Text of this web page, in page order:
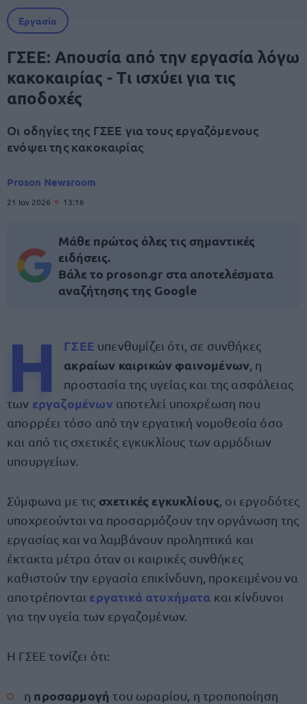
Εργασία
ΓΣΕΕ: Απουσία από την εργασία λόγω
κακοκαιρίας - Τι ισχύει για τις
αποδοχές
Οι οδηγίες της ΓΣΕΕ για τους εργαζόμενους
ενόψει της κακοκαιρίας
Proson Newsroom
21 Ιαν 2026 13:16
Μάθε πρώτος όλες τις σημαντικές
ειδήσεις.
Βάλε το proson.gr στα αποτελέσματα
αναζήτησης της Google
Η ΓΣΕΕ υπενθυμίζει ότι, σε συνθήκες
ακραίων καιρικών φαινομένων , η
προστασία της υγείας και της ασφάλειας
των εργαζομένωναποτελεί υποχρέωση που
απορρέει τόσο από την εργατική νομοθεσία όσο
και από τις σχετικές εγκυκλίους των αρμόδιων
υπουργείων.
Σύμφωνα με τις σχετικές εγκυκλίους , οι εργοδότες
υποχρεούνται να προσαρμόζουν την οργάνωση της
εργασίας και να λαμβάνουν προληπτικά και
έκτακτα μέτρα όταν οι καιρικές συνθήκες
καθιστούν την εργασία επικίνδυνη, προκειμένου να
αποτρέπονται εργατικά ατυχήματα και κίνδυνοι
για την υγεία των εργαζομένων.
Η ΓΣΕΕ τονίζει ότι:
η προσαρμογήτου ωραρίου, η τροποποίηση